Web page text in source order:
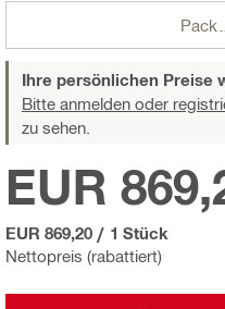
Packungen
Ihre persönlichen Preise
Bitte anmelden oder
zu sehen.
Nettopreis (rabattiert)
EUR
EUR 869,20 / 1 Stück